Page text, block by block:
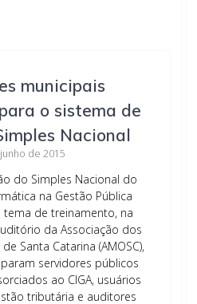
municipais
o sistema de
Nacional
de 2015
do Simples Nacional do
na Gestão Pública
tema de treinamento, na
da Associação dos
Santa Catarina (AMOSC),
servidores públicos
ao CIGA, usuários
tributária e auditores